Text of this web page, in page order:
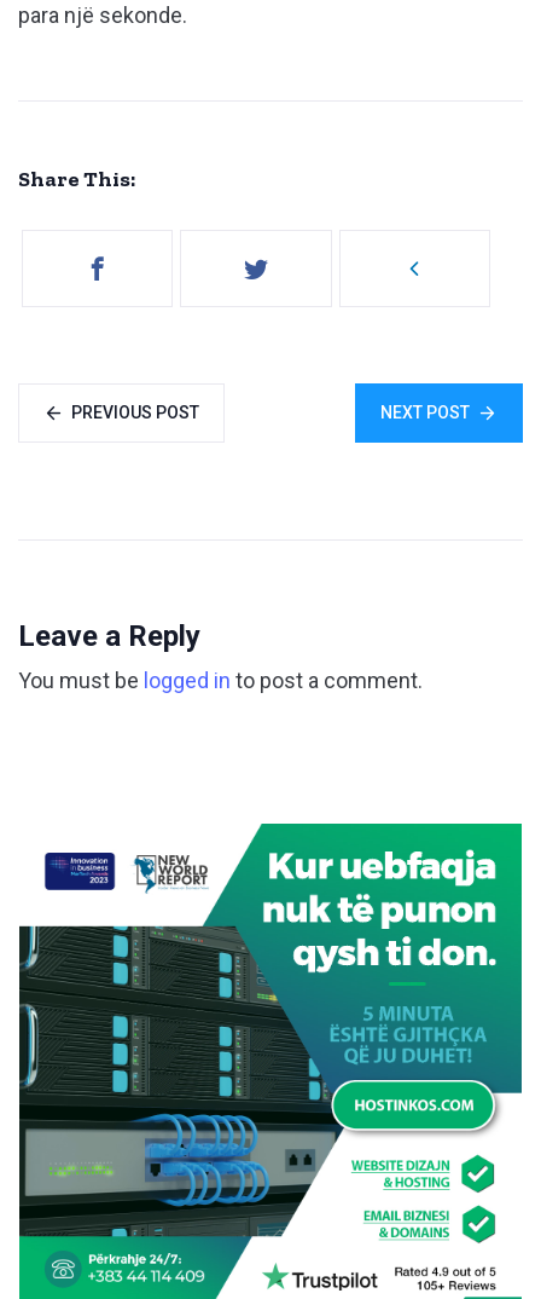
para një sekonde.
Share This:
PREVIOUS POST NEXT POST
Leave a Reply
You must be logged in to post a comment.